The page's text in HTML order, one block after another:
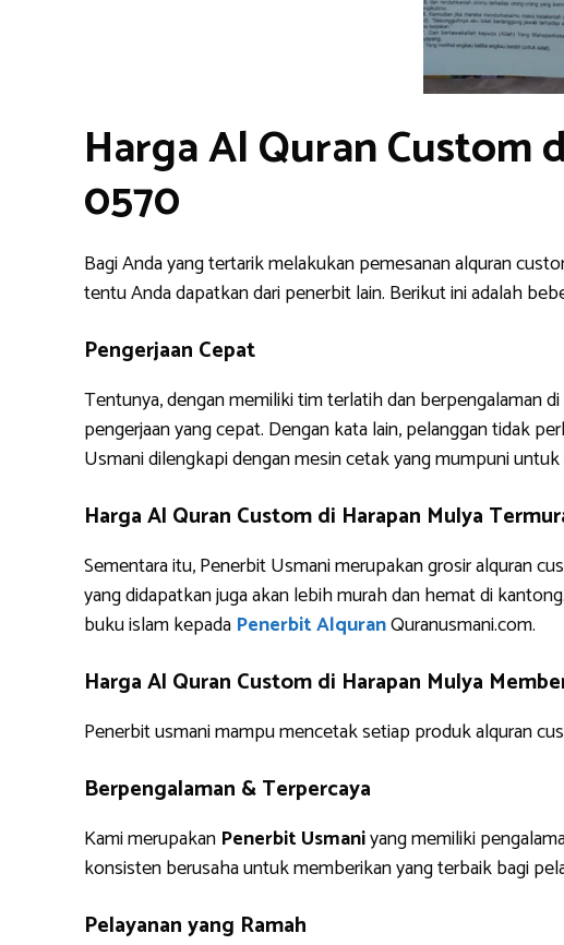
Harga Al Quran Custom
0570
Bagi Anda yang tertarik melakukan pemesanan alquran
tentu Anda dapatkan dari penerbit lain. Berikut ini adalah
Pengerjaan Cepat
Tentunya, dengan memiliki tim terlatih dan berpengalaman
pengerjaan yang cepat. Dengan kata lain, pelanggan tidak
Usmani dilengkapi dengan mesin cetak yang mumpuni
Harga Al Quran Custom di Harapan Mulya
Sementara itu, Penerbit Usmani merupakan grosir alquran
yang didapatkan juga akan lebih murah dan hemat di
buku islam kepada Penerbit AlquranQuranusmani.com.
Harga Al Quran Custom di Harapan Mulya
Penerbit usmani mampu mencetak setiap produk alquran
Berpengalaman & Terpercaya
Kami merupakan Penerbit Usmaniyang memiliki
konsisten berusaha untuk memberikan yang terbaik bagi
Pelayanan yang Ramah